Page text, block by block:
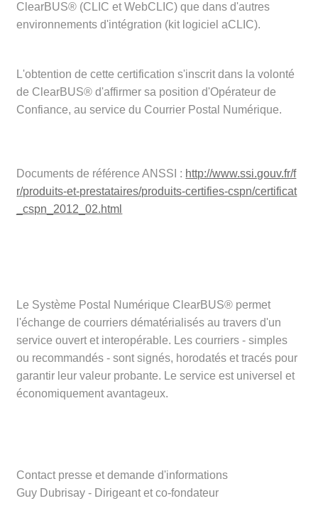
ClearBUS® (CLIC et WebCLIC) que dans d'autres
environnements d'intégration (kit logiciel aCLIC).
L'obtention de cette certification s'inscrit dans la volonté
de ClearBUS® d'affirmer sa position d'Opérateur de
Confiance, au service du Courrier Postal Numérique.
Documents de référence ANSSI : http://www.ssi.gouv.fr/f
r/produits-et-prestataires/produits-certifies-cspn/certificat
_cspn_2012_02.html
Le Système Postal Numérique ClearBUS® permet
l'échange de courriers dématérialisés au travers d'un
service ouvert et interopérable. Les courriers - simples
ou recommandés - sont signés, horodatés et tracés pour
garantir leur valeur probante. Le service est universel et
économiquement avantageux.
Contact presse et demande d'informations
Guy Dubrisay - Dirigeant et co-fondateur